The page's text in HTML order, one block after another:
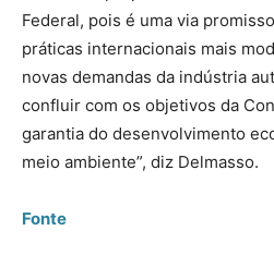
Federal, pois é uma via
práticas internacionais mais
novas demandas da indústria
confluir com os objetivos da
garantia do desenvolvimento
meio ambiente”, diz Delmasso.
Fonte